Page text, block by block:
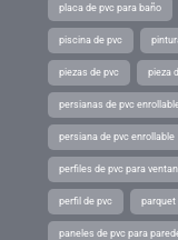
placa de pvc para baño
piscina de pvc
piezas de pvc pieza
persianas de pvc
persiana de pvc enrollable
perfiles de pvc para
perfil de pvc parquet
paneles de pvc para